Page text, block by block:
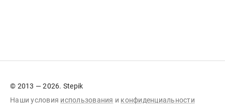
© 2013 — 2026. Stepik
Наши условия использования и конфиденциальности